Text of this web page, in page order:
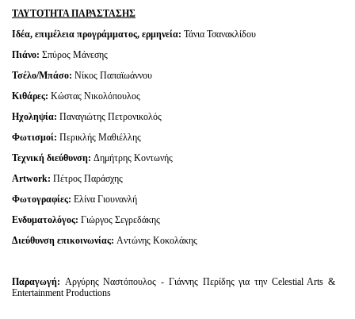
ΤΑΥΤΟΤΗΤΑ ΠΑΡΑΣΤΑΣΗΣ
Ιδέα, επιμέλεια προγράμματος, ερμηνεία: Τάνια Τσανακλίδου
Πιάνο: Σπύρος Μάνεσης
Τσέλο/Μπάσο: Νίκος Παπαϊωάννου
Κιθάρες: Κώστας Νικολόπουλος
Ηχοληψία: Παναγιώτης Πετρονικολός
Φωτισμοί: Περικλής Μαθιέλλης
Τεχνική διεύθυνση: Δημήτρης Κοντωνής
Artwork: Πέτρος Παράσχης
Φωτογραφίες: Ελίνα Γιουνανλή
Ενδυματολόγος: Γιώργος Σεγρεδάκης
Διεύθυνση επικοινωνίας: Aντώνης Κοκολάκης
Παραγωγή: Aργύρης Ναστόπουλος - Γιάννης Περίδης για την Celestial Arts &
Entertainment Productions